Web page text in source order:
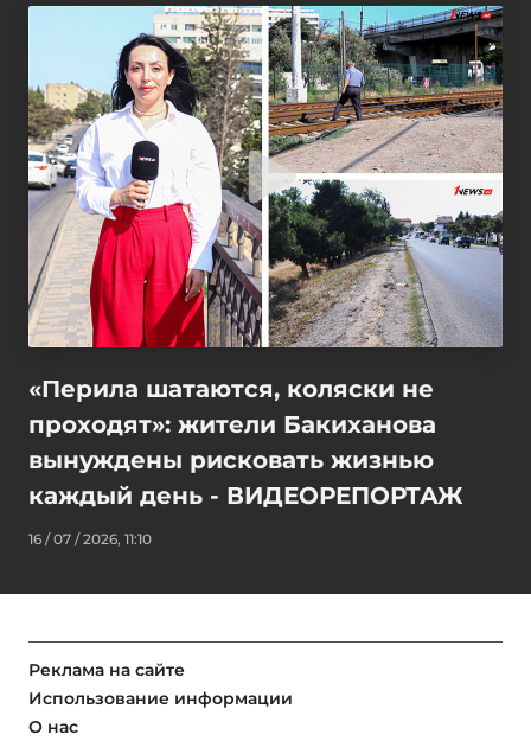
«Перила шатаются, коляски не
проходят»: жители Бакиханова
вынуждены рисковать жизнью
каждый день - ВИДЕОРЕПОРТАЖ
16 / 07 / 2026, 11:10
Реклама на сайте
Использование информации
О нас